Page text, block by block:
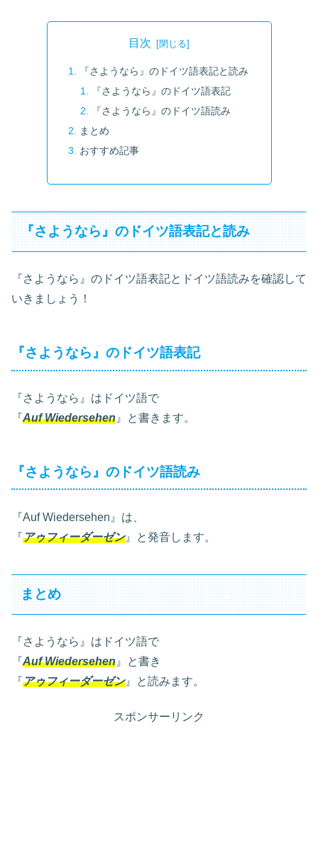
目次
『さようなら』のドイツ語表記と読み
『さようなら』のドイツ語表記
『さようなら』のドイツ語読み
まとめ
おすすめ記事
『さようなら』のドイツ語表記と読み
『さようなら』のドイツ語表記とドイツ語読みを確認して
いきましょう！
『さようなら』のドイツ語表記
『さようなら』はドイツ語で
『Auf Wiedersehen 』と書きます。
『さようなら』のドイツ語読み
『Auf Wiedersehen』は、
『アゥフィーダーゼン』と発音します。
まとめ
『さようなら』はドイツ語で
『Auf Wiedersehen 』と書き
『アゥフィーダーゼン』と読みます。
スポンサーリンク